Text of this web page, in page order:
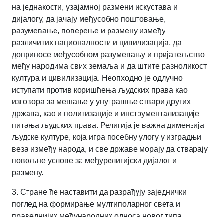
на једнакости, узајамној размени искустава и
дијалогу, да јачају међусобно поштовање,
разумевање, поверење и размену између
различитих националности и цивилизација, да
доприносе међусобном разумевању и пријатељство
међу народима свих земаља и да штите разноликост
култура и цивилизација. Неопходно је одлучно
иступати против коришћења људских права као
изговора за мешање у унутрашње ствари других
држава, као и политизације и инструментализације
питања људских права. Религија је важна димензија
људске културе, која игра посебну улогу у изградњи
веза између народа, и све државе морају да стварају
повољне услове за међурелигијски дијалог и
размену.
3. Стране ће наставити да разрађују заједнички
поглед на формирање мултиполарног света и